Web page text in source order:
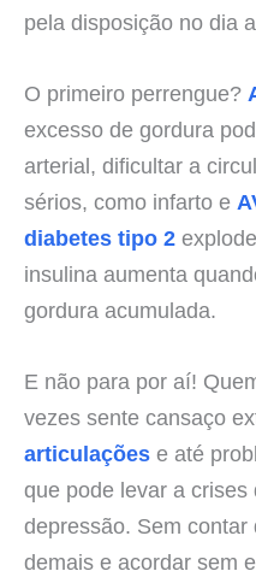
pela disposição no dia
O primeiro perrengue?
excesso de gordura
arterial, dificultar a
sérios, como infarto e
diabetes tipo 2
insulina aumenta
gordura acumulada.
E não para por aí!
vezes sente cansaço
articulações e até
que pode levar a
depressão. Sem
demais e acordar sem